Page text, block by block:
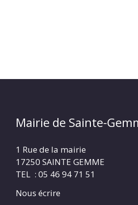
Mairie de Sainte-
1 Rue de la mairie
17250 SAINTE GEMME
TEL : 05 46 94 71 51
Nous écrire